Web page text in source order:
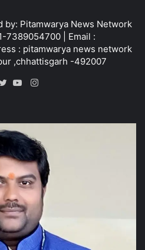
by: Pitamwarya News Network
7389054700 | Email :
: pitamwarya news network
,chhattisgarh -492007
Instagram